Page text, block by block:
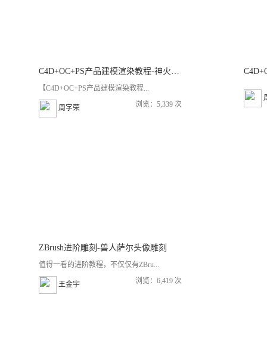
C4D+OC+PS产品建模渲染教程-神火手电筒建模渲染
【C4D+OC+PS产品建模渲染教程...
周字荣 浏览：5,339 次
ZBrush进阶雕刻-兽人萨尔头像雕刻
值得一看的进阶教程，不仅仅有ZBru...
王金宇 浏览：6,419 次